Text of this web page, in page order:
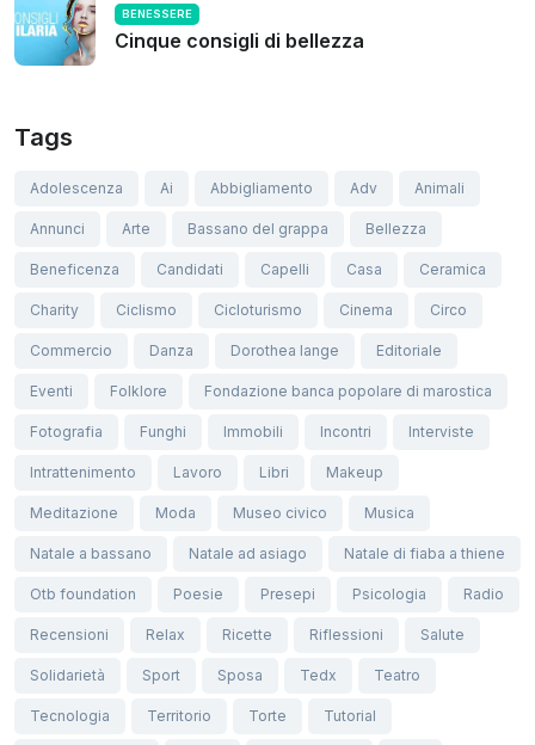
BENESSERE
Cinque consigli di bellezza
Tags
Adolescenza Ai Abbigliamento Adv Animali
Annunci Arte Bassano del grappa Bellezza
Beneficenza Candidati Capelli Casa Ceramica
Charity Ciclismo Cicloturismo Cinema Circo
Commercio Danza Dorothea lange Editoriale
Eventi Folklore Fondazione banca popolare di marostica
Fotografia Funghi Immobili Incontri Interviste
Intrattenimento Lavoro Libri Makeup
Meditazione Moda Museo civico Musica
Natale a bassano Natale ad asiago Natale di fiaba a thiene
Otb foundation Poesie Presepi Psicologia Radio
Recensioni Relax Ricette Riflessioni Salute
Solidarietà Sport Sposa Tedx Teatro
Tecnologia Territorio Torte Tutorial